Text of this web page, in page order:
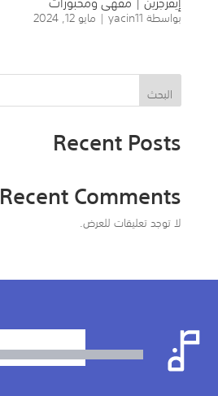
بواسطةyacin11
| مايو 12, 2024
البحث
Recent Posts
Recent Comments
لا توجد تعليقات للعرض.